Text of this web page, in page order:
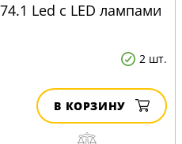
Led с LED лампами
2 шт.
В КОРЗИНУ